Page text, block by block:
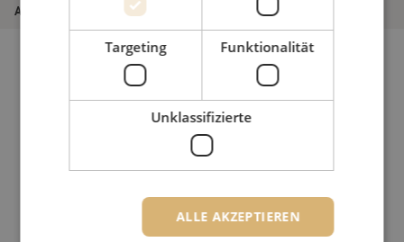
Art des Produkts
Targeting Funktionalität
Unklassifizierte
ALLE AKZEPTIEREN